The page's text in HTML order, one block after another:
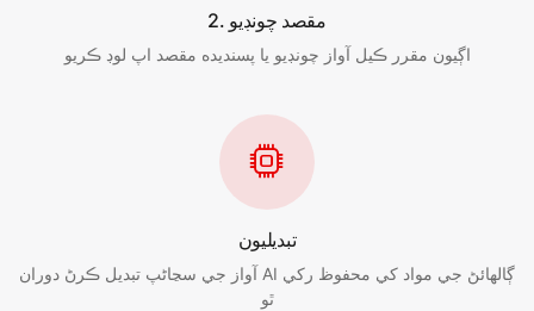
2. مقصد چونڊيو
اڳيون مقرر ڪيل آواز چونڊيو يا پسنديده مقصد اپ لوڊ ڪريو
تبديليون
آواز جي سڃاڻپ تبديل ڪرڻ دوران AI ڳالهائڻ جي مواد کي محفوظ رکي
ٿو